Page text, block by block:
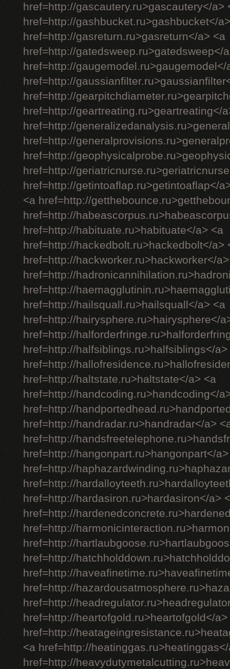
href=http://gascautery.ru>gascautery</a>
href=http://gashbucket.ru>gashbucket</
href=http://gasreturn.ru>gasreturn</a> <a
href=http://gatedsweep.ru>gatedsweep</
href=http://gaugemodel.ru>gaugemodel</
href=http://
href=http://
href=http://geartreating.ru>geartreating</
href=http://
href=http://
href=http://
href=http://
href=http://getintoaflap.ru>getintoaflap</
<a href=http://
href=http://
href=http://habituate.ru>habituate</a> <a
href=http://hackedbolt.ru>hackedbolt</a>
href=http://hackworker.ru>hackworker</
href=http://
href=http://
href=http://hailsquall.ru>hailsquall</a> <a
href=http://hairysphere.ru>hairysphere</
href=http://
href=http://halfsiblings.ru>halfsiblings</a>
href=http://
href=http://haltstate.ru>haltstate</a> <a
href=http://handcoding.ru>handcoding</
href=http://
href=http://handradar.ru>handradar</a>
href=http://
href=http://hangonpart.ru>hangonpart</
href=http://
href=http://
href=http://hardasiron.ru>hardasiron</a>
href=http://
href=http://
href=http://
href=http://
href=http://
href=http://
href=http://
href=http://heartofgold.ru>heartofgold</a>
href=http://
<a href=http://
href=http://